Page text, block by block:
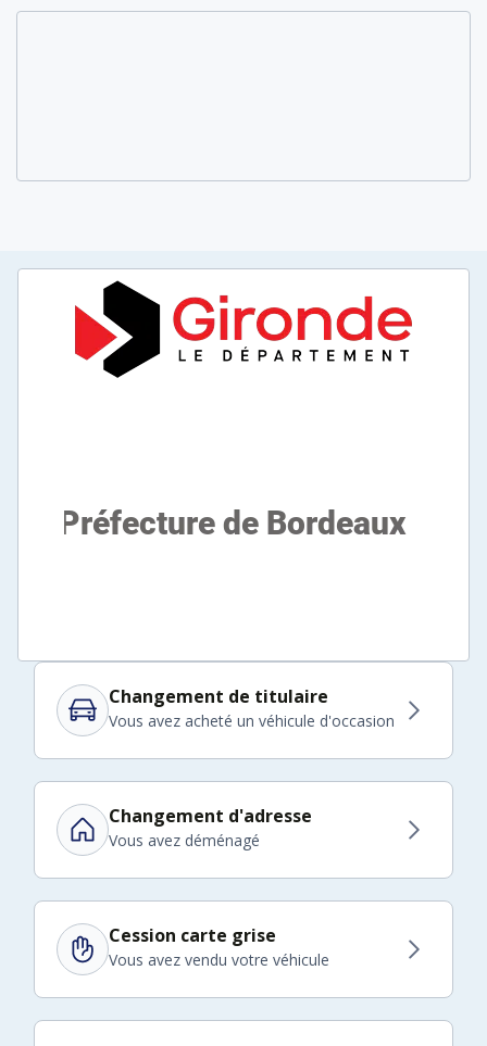
Changement de titulaire
Vous avez acheté un véhicule d'occasion
Changement d'adresse
Vous avez déménagé
Cession carte grise
Vous avez vendu votre véhicule